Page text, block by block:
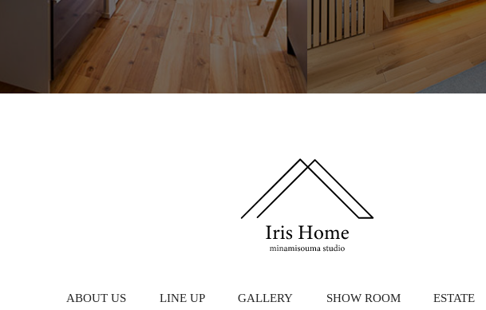
ABOUT US LINE UP GALLERY SHOW ROOM ESTATE